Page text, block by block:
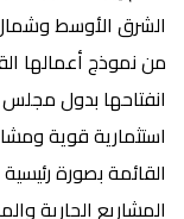
الشرق الأوسط
من نموذج أعمالها
انفتاحها بدول مجلس
استثمارية قوية
القائمة بصورة
المشاريع الجارية